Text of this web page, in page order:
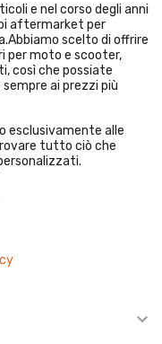
e nel corso degli anni
aftermarket per
scelto di offrire
per moto e scooter,
così che possiate
ai prezzi più
esclusivamente alle
tutto ciò che
